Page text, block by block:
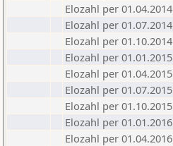
Elozahl per 01.04.2014
Elozahl per 01.07.2014
Elozahl per 01.10.2014
Elozahl per 01.01.2015
Elozahl per 01.04.2015
Elozahl per 01.07.2015
Elozahl per 01.10.2015
Elozahl per 01.01.2016
Elozahl per 01.04.2016